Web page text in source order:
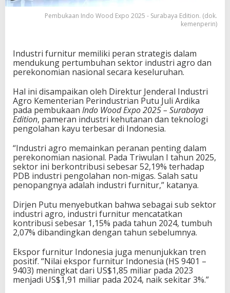
Pembukaan Indo Wood Expo 2025 - Surabaya Edition. (dok.
kemenperin)
Industri furnitur memiliki peran strategis dalam
mendukung pertumbuhan sektor industri agro dan
perekonomian nasional secara keseluruhan.
Hal ini disampaikan oleh Direktur Jenderal Industri
Agro Kementerian Perindustrian Putu Juli Ardika
pada pembukaan Indo Wood Expo 2025 – Surabaya
Edition, pameran industri kehutanan dan teknologi
pengolahan kayu terbesar di Indonesia.
“Industri agro memainkan peranan penting dalam
perekonomian nasional. Pada Triwulan I tahun 2025,
sektor ini berkontribusi sebesar 52,19% terhadap
PDB industri pengolahan non-migas. Salah satu
penopangnya adalah industri furnitur,” katanya.
Dirjen Putu menyebutkan bahwa sebagai sub sektor
industri agro, industri furnitur mencatatkan
kontribusi sebesar 1,15% pada tahun 2024, tumbuh
2,07% dibandingkan dengan tahun sebelumnya.
Ekspor furnitur Indonesia juga menunjukkan tren
positif. “Nilai ekspor furnitur Indonesia (HS 9401 –
9403) meningkat dari US$1,85 miliar pada 2023
menjadi US$1,91 miliar pada 2024, naik sekitar 3%.”